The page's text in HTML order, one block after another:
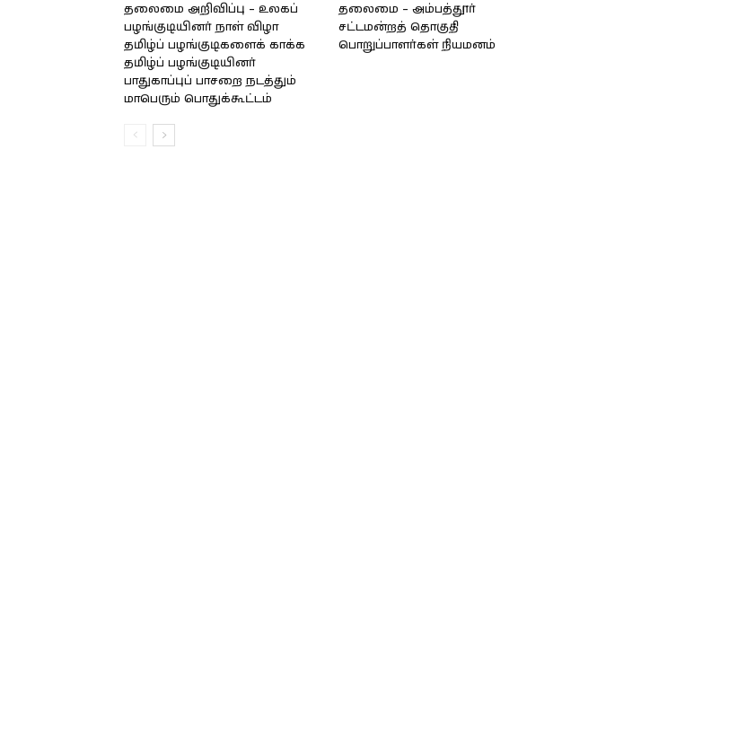
தலைமை அறிவிப்பு – உலகப்
பழங்குடியினர் நாள் விழா
தமிழ்ப் பழங்குடிகளைக் காக்க
தமிழ்ப் பழங்குடியினர்
பாதுகாப்புப் பாசறை நடத்தும்
மாபெரும் பொதுக்கூட்டம்
தலைமை – அம்பத்தூர்
சட்டமன்றத் தொகுதி
பொறுப்பாளர்கள் நியமனம்